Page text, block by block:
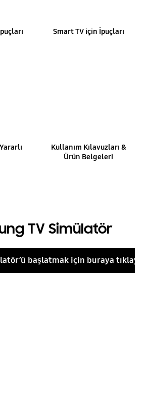
Smart TV için İpuçları
Kullanım Kılavuzları &
Ürün Belgeleri
TV Simülatör
başlatmak için buraya tıklayın